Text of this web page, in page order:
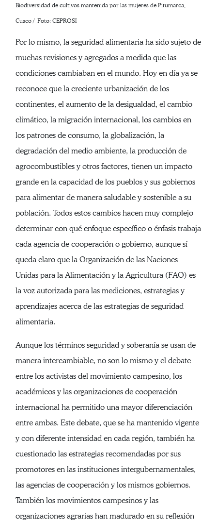
Biodiversidad de cultivos mantenida por las mujeres de Pitumarca,
Cusco / Foto: CEPROSI
Por lo mismo, la seguridad alimentaria ha sido sujeto de
muchas revisiones y agregados a medida que las
condiciones cambiaban en el mundo. Hoy en día ya se
reconoce que la creciente urbanización de los
continentes, el aumento de la desigualdad, el cambio
climático, la migración internacional, los cambios en
los patrones de consumo, la globalización, la
degradación del medio ambiente, la producción de
agrocombustibles y otros factores, tienen un impacto
grande en la capacidad de los pueblos y sus gobiernos
para alimentar de manera saludable y sostenible a su
población. Todos estos cambios hacen muy complejo
determinar con qué enfoque específico o énfasis trabaja
cada agencia de cooperación o gobierno, aunque sí
queda claro que la Organización de las Naciones
Unidas para la Alimentación y la Agricultura (FAO) es
la voz autorizada para las mediciones, estrategias y
aprendizajes acerca de las estrategias de seguridad
alimentaria.
Aunque los términos seguridad y soberanía se usan de
manera intercambiable, no son lo mismo y el debate
entre los activistas del movimiento campesino, los
académicos y las organizaciones de cooperación
internacional ha permitido una mayor diferenciación
entre ambas. Este debate, que se ha mantenido vigente
y con diferente intensidad en cada región, también ha
cuestionado las estrategias recomendadas por sus
promotores en las instituciones intergubernamentales,
las agencias de cooperación y los mismos gobiernos.
También los movimientos campesinos y las
organizaciones agrarias han madurado en su reflexión